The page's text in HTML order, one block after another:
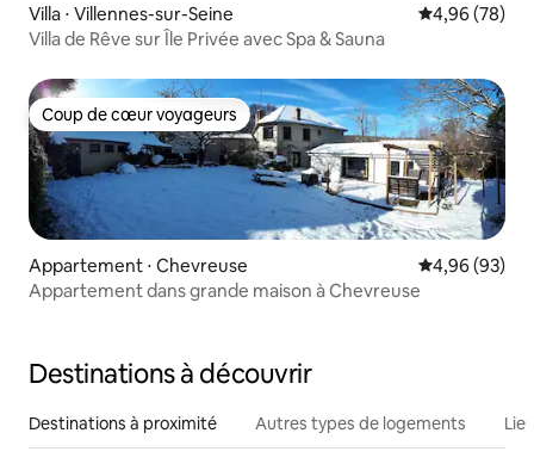
Villa ⋅ Villennes-sur-Seine Évaluation
4,96 (78)
Villa de Rêve sur Île Privée avec Spa & Sauna
Coup de cœur voyageurs
Coup de cœur voyageurs
Appartement ⋅ Chevreuse Évaluation
4,96 (93)
Appartement dans grande maison à Chevreuse
Destinations à découvrir
Destinations à proximité Autres types de logements